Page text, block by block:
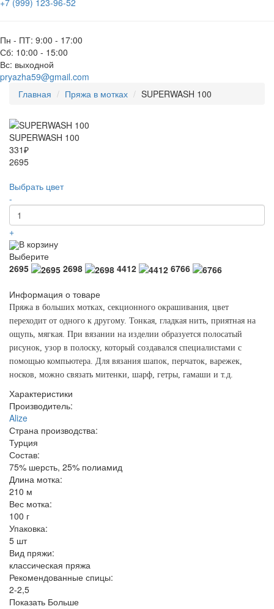
+7 (999) 123-96-52
Пн - ПТ: 9:00 - 17:00
Сб: 10:00 - 15:00
Вс: выходной
pryazha59@gmail.com
Главная
Пряжа в мотках SUPERWASH 100
SUPERWASH 100
331₽
2695
Выбрать цвет
-
+
В корзину
Выберите
2695
2698 4412 6766
Информация о товаре
Пряжа в больших мотках, секционного окрашивания, цвет
переходит от одного к другому. Тонкая, гладкая нить, приятная на
ощупь, мягкая. При вязании на изделии образуется полосатый
рисунок, узор в полоску, который создавался специалистами с
помощью компьютера. Для вязания шапок, перчаток, варежек,
носков, можно связать митенки, шарф, гетры, гамаши и т.д.
Характеристики
Производитель:
Alize
Страна производства:
Турция
Состав:
75% шерсть, 25% полиамид
Длина мотка:
210 м
Вес мотка:
100 г
Упаковка:
5 шт
Вид пряжи:
классическая пряжа
Рекомендованные спицы:
2-2,5
Показать Больше